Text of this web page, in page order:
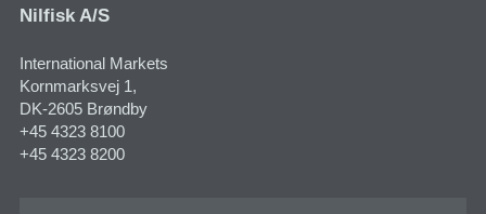
Nilfisk A/S
International Markets
Kornmarksvej 1​,
DK-2605 Brøndby
+45 4323 8100
+45 4323 8200